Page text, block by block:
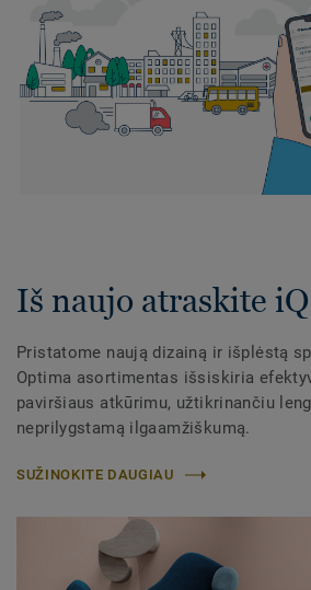
Iš naujo atraskite
Pristatome naują dizainą ir išplėstą
Optima asortimentas išsiskiria
paviršiaus atkūrimu, užtikrinančiu
neprilygstamą ilgaamžiškumą.​
SUŽINOKITE DAUGIAU